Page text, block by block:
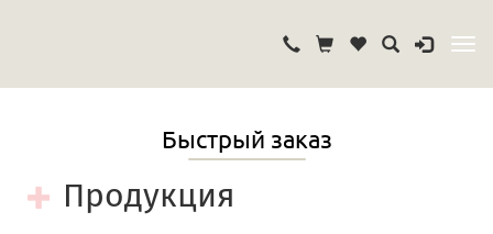
Быстрый заказ
Продукция